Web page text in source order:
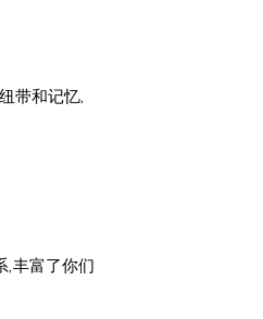
带和记忆,
,丰富了你们